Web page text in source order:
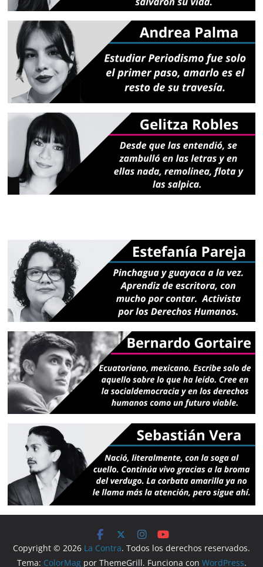
Copyright © 2026 La Contra. Todos los derechos reservados.
Tema: ColorMagpor ThemeGrill. Funciona con WordPress.